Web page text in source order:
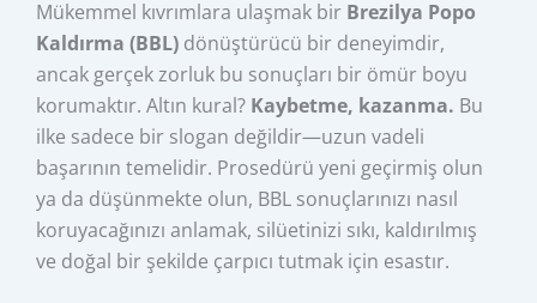
Mükemmel kıvrımlara ulaşmak bir Brezilya Popo
Kaldırma (BBL) dönüştürücü bir deneyimdir,
ancak gerçek zorluk bu sonuçları bir ömür boyu
korumaktır. Altın kural? Kaybetme, kazanma. Bu
ilke sadece bir slogan değildir—uzun vadeli
başarının temelidir. Prosedürü yeni geçirmiş olun
ya da düşünmekte olun, BBL sonuçlarınızı nasıl
koruyacağınızı anlamak, silüetinizi sıkı, kaldırılmış
ve doğal bir şekilde çarpıcı tutmak için esastır.